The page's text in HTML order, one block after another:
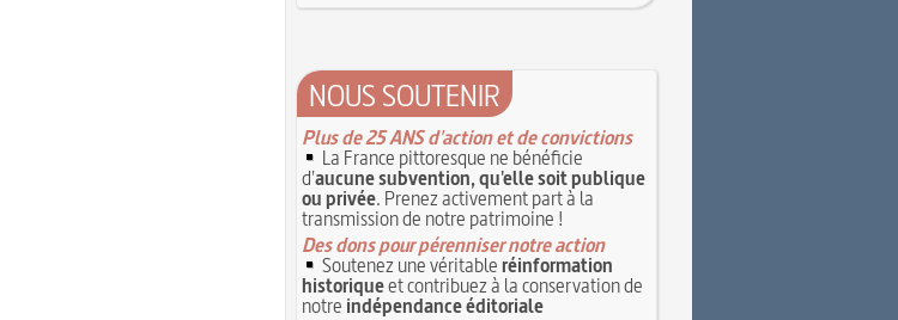
NOUS SOUTENIR
Plus de 25 ANS d'action et de convictions
La France pittoresque ne bénéficie
d'aucune subvention, qu'elle soit publique
ou privée. Prenez activement part à la
transmission de notre patrimoine !
Des dons pour pérenniser notre action
Soutenez une véritableréinformation
historiqueet contribuez à la conservation de
notre indépendance éditoriale